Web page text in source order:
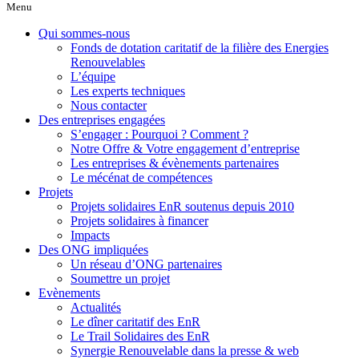
Menu
Qui sommes-nous
Fonds de dotation caritatif de la filière des Energies
Renouvelables
L’équipe
Les experts techniques
Nous contacter
Des entreprises engagées
S’engager : Pourquoi ? Comment ?
Notre Offre & Votre engagement d’entreprise
Les entreprises & évènements partenaires
Le mécénat de compétences
Projets
Projets solidaires EnR soutenus depuis 2010
Projets solidaires à financer
Impacts
Des ONG impliquées
Un réseau d’ONG partenaires
Soumettre un projet
Evènements
Actualités
Le dîner caritatif des EnR
Le Trail Solidaires des EnR
Synergie Renouvelable dans la presse & web